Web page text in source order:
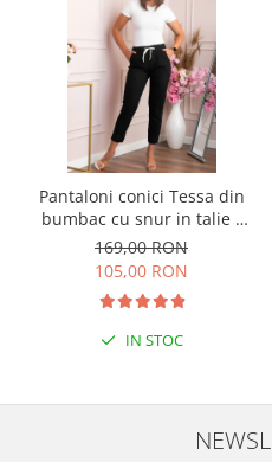
Pantaloni conici Tessa din
bumbac cu snur in talie -
Negru
169,00 RON
105,00 RON
IN STOC